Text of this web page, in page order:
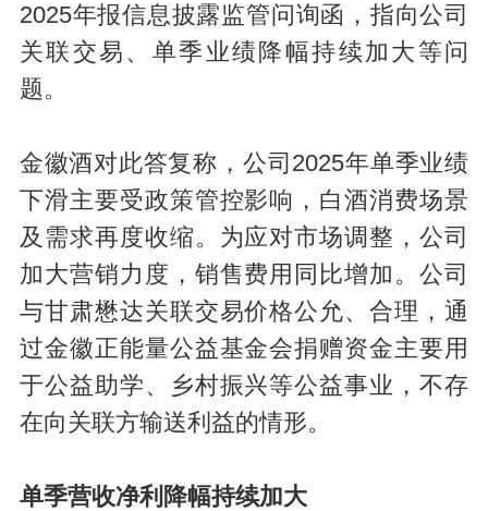
2025年报信息披露监管问询函，指向公司
关联交易、单季业绩降幅持续加大等问
题。
金徽酒对此答复称，公司2025年单季业绩
下滑主要受政策管控影响，白酒消费场景
及需求再度收缩。为应对市场调整，公司
加大营销力度，销售费用同比增加。公司
与甘肃懋达关联交易价格公允、合理，通
过金徽正能量公益基金会捐赠资金主要用
于公益助学、乡村振兴等公益事业，不存
在向关联方输送利益的情形。
单季营收净利降幅持续加大